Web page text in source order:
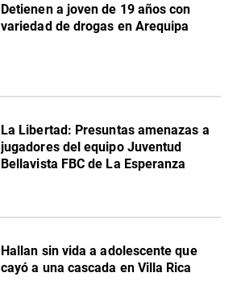
Detienen a joven de 19 años con
variedad de drogas en Arequipa
La Libertad: Presuntas amenazas a
jugadores del equipo Juventud
Bellavista FBC de La Esperanza
Hallan sin vida a adolescente que
cayó a una cascada en Villa Rica